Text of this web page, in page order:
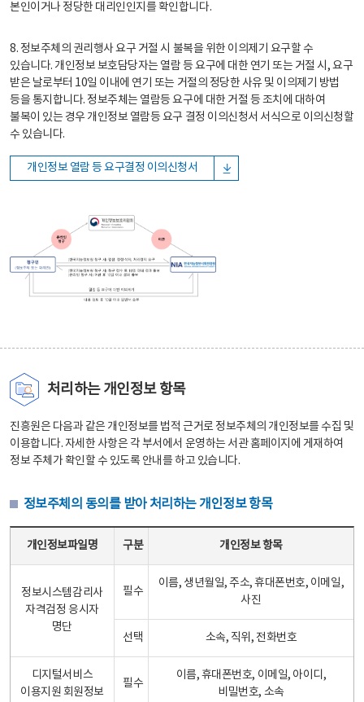
본인이거나 정당한 대리인인지를 확인합니다.
8. 정보주체의 권리행사 요구 거절 시 불복을 위한 이의제기 요구할 수
있습니다. 개인정보 보호담당자는 열람 등 요구에 대한 연기 또는 거절 시, 요구
받은 날로부터 10일 이내에 연기 또는 거절의 정당한 사유 및 이의제기 방법
등을 통지합니다. 정보주체는 열람등 요구에 대한 거절 등 조치에 대하여
불복이 있는 경우 개인정보 열람등 요구 결정 이의신청서 서식으로 이의신청할
수 있습니다.
개인정보 열람 등 요구결정 이의신청서
처리하는 개인정보 항목
진흥원은 다음과 같은 개인정보를 법적 근거로 정보주체의 개인정보를 수집 및
이용합니다. 자세한 사항은 각 부서에서 운영하는 서관 홈페이지에 게재하여
정보 주체가 확인할 수 있도록 안내를 하고 있습니다.
정보주체의 동의를 받아 처리하는 개인정보 항목
개인정보파일명 구분 개인정보 항목
정보시스템감리사
자격검정 응시자
명단
필수
이름, 생년월일, 주소, 휴대폰번호, 이메일,
사진
선택 소속, 직위, 전화번호
디지털서비스
이용지원 회원정보
필수
이름, 휴대폰번호, 이메일, 아이디,
비밀번호, 소속